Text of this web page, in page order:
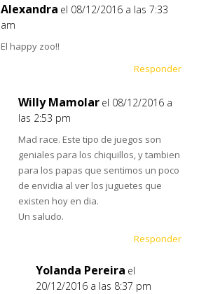
Alexandra el 08/12/2016 a las 7:33
am
El happy zoo!!
Responder
Willy Mamolar el 08/12/2016 a
las 2:53 pm
Mad race. Este tipo de juegos son
geniales para los chiquillos, y tambien
para los papas que sentimos un poco
de envidia al ver los juguetes que
existen hoy en dia.
Un saludo.
Responder
Yolanda Pereira el
20/12/2016 a las 8:37 pm